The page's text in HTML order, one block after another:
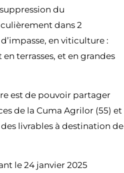
du
dans 2
en viticulture :
terrasses, et en grandes
est de pouvoir partager
de la Cuma Agrilor (55) et
livrables à destination de
le 24 janvier 2025